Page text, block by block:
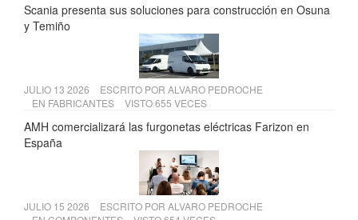
Scania presenta sus soluciones para construcción en Osuna
y Temiño
JULIO 13 2026 ESCRITO POR ALVARO PEDROCHE
EN FABRICANTES VISTO 655 VECES
AMH comercializará las furgonetas eléctricas Farizon en
España
JULIO 15 2026 ESCRITO POR ALVARO PEDROCHE